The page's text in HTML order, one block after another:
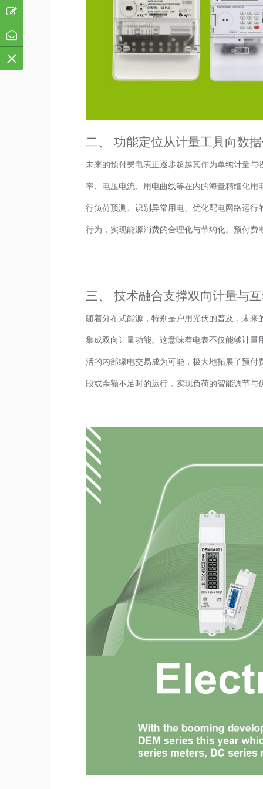
二、 功能定位从计量工具向数
未来的预付费电表正逐步超越其作为单纯计量
率、电压电流、用电曲线等在内的海量精细化
行负荷预测、识别异常用电、优化配电网络运
行为，实现能源消费的合理化与节约化。预付
三、 技术融合支撑双向计量与
随着分布式能源，特别是户用光伏的普及，未
集成双向计量功能。这意味着电表不仅能够计量
活的内部绿电交易成为可能，极大地拓展了预
段或余额不足时的运行，实现负荷的智能调节